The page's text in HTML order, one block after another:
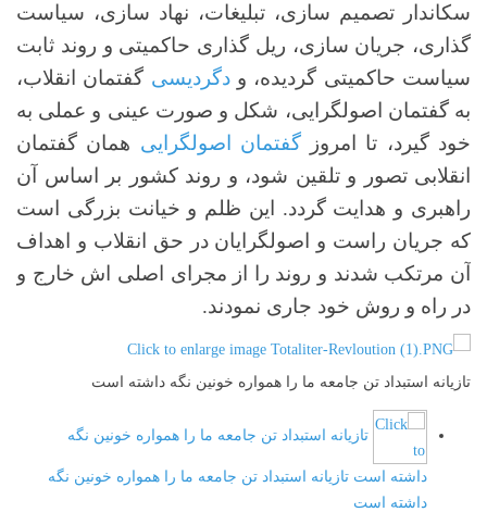
سکاندار تصمیم سازی، تبلیغات، نهاد سازی، سیاست
گذاری، جریان سازی، ریل گذاری حاکمیتی و روند ثابت
سیاست حاکمیتی گردیده، ودگردیسی گفتمان انقلاب،
به گفتمان اصولگرایی، شکل و صورت عینی و عملی به
خود گیرد، تا امروزگفتمان اصولگرایی همان گفتمان
انقلابی تصور و تلقین شود، و روند کشور بر اساس آن
راهبری و هدایت گردد. این ظلم و خیانت بزرگی است
که جریان راست و اصولگرایان در حق انقلاب و اهداف
آن مرتکب شدند و روند را از مجرای اصلی اش خارج و
در راه و روش خود جاری نمودند.
تازیانه استبداد تن جامعه ما را همواره خونین نگه داشته است
تازیانه استبداد تن جامعه ما را همواره خونین نگه
داشته است تازیانه استبداد تن جامعه ما را همواره خونین نگه
داشته است